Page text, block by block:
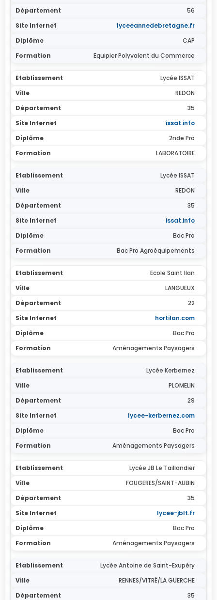
56
lyceeannedebretagne.fr
CAP
Equipier Polyvalent du Commerce
Lycée ISSAT
REDON
35
issat.info
2nde Pro
LABORATOIRE
Lycée ISSAT
REDON
35
issat.info
Bac Pro
Bac Pro Agroéquipements
Ecole Saint Ilan
LANGUEUX
22
hortilan.com
Bac Pro
Aménagements Paysagers
Lycée Kerbernez
PLOMELIN
29
lycee-kerbernez.com
Bac Pro
Aménagements Paysagers
Lycée JB Le Taillandier
FOUGERES/SAINT-AUBIN
35
lycee-jblt.fr
Bac Pro
Aménagements Paysagers
Lycée Antoine de Saint-Exupéry
RENNES/VITRÉ/LA GUERCHE
35